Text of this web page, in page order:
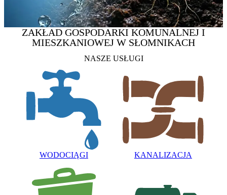
ZAKŁAD GOSPODARKI KOMUNALNEJ I
MIESZKANIOWEJ W SŁOMNIKACH
NASZE USŁUGI
WODOCIĄGI KANALIZACJA